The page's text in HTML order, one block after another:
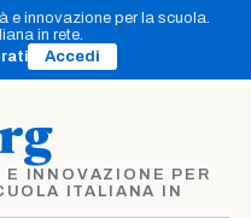
e innovazione per la scuola.
in rete.
Accedi
E INNOVAZIONE PER
ITALIANA IN